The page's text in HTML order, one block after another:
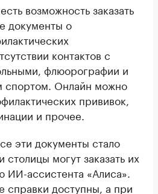
возможность заказать
документы о
контактов с
флюорографии и
спортом. Онлайн можно
прививок,
и прочее.
эти документы стало
могут заказать их
ассистента «Алиса».
справки доступны, а при